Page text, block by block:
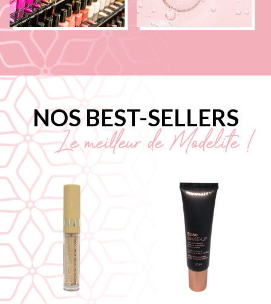
NOS BEST-SELLERS
Le meilleur de Modelite !